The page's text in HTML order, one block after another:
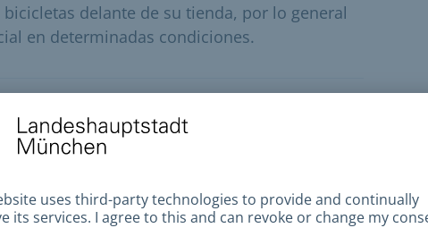
delante de su tienda, por lo general
en determinadas condiciones.
las contribuciones al desarrollo
urbanización para la correcta construcción